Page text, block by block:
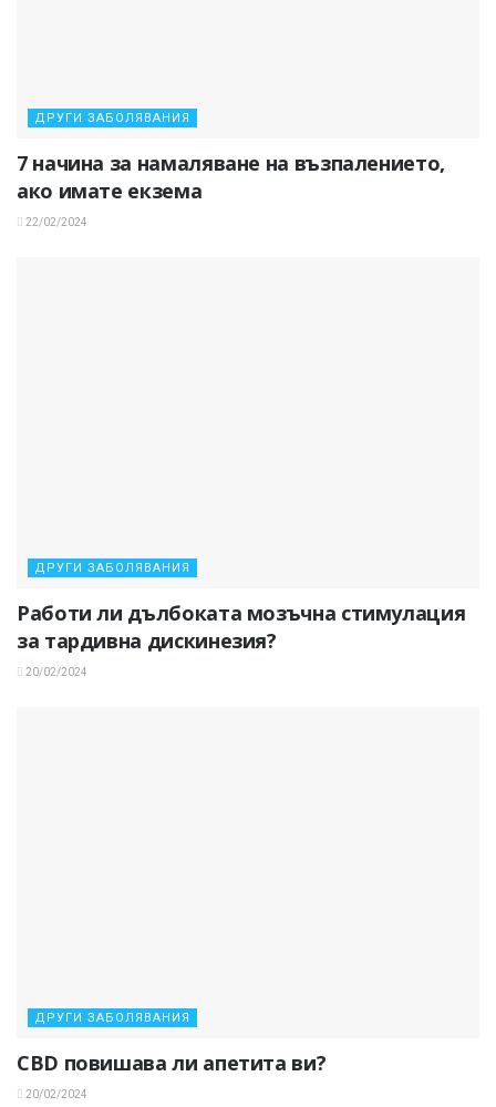
ДРУГИ ЗАБОЛЯВАНИЯ
7 начина за намаляване на възпалението,
ако имате екзема
22/02/2024
ДРУГИ ЗАБОЛЯВАНИЯ
Работи ли дълбоката мозъчна стимулация
за тардивна дискинезия?
20/02/2024
ДРУГИ ЗАБОЛЯВАНИЯ
CBD повишава ли апетита ви?
20/02/2024